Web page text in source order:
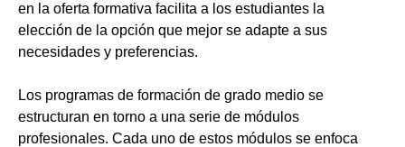
en la oferta formativa facilita a los estudiantes la
elección de la opción que mejor se adapte a sus
necesidades y preferencias.
Los programas de formación de grado medio se
estructuran en torno a una serie de módulos
profesionales. Cada uno de estos módulos se enfoca